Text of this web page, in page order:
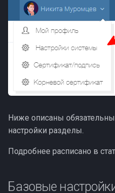
Ниже описаны
настройки разделы.
Подробнее расписано в
Базовые